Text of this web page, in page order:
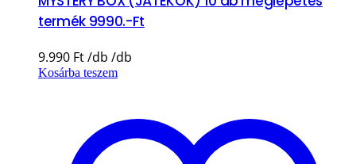
termék 9990.-Ft
9.990 Ft
Kosárba teszem